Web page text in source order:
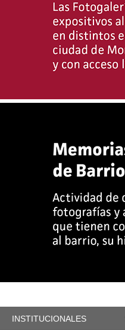
INSTITUCIONALES